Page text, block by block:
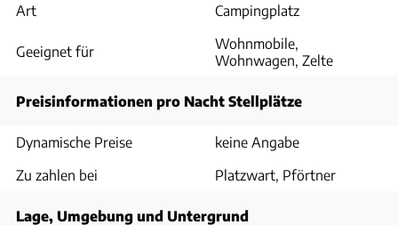
Art
Campingplatz
Geeignet für
Wohnmobile,
Wohnwagen, Zelte
Preisinformationen pro Nacht Stellplätze
Dynamische Preise
keine Angabe
Zu zahlen bei
Platzwart, Pförtner
Lage, Umgebung und Untergrund